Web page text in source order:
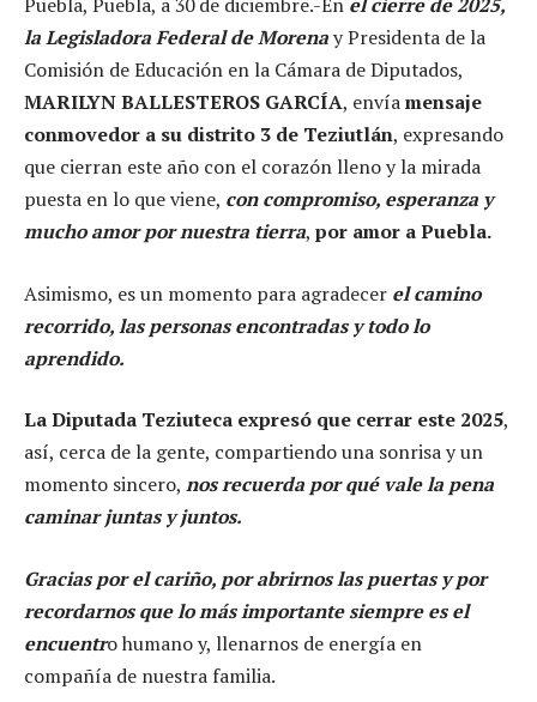
la Legisladora Federal de Morenay Presidenta de la
Comisión de Educación en la Cámara de Diputados,
MARILYN BALLESTEROS GARCÍA, envíamensaje
conmovedor a su distrito 3 de Teziutlán, expresando
que cierran este año con el corazón lleno y la mirada
puesta en lo que viene, con compromiso, esperanza y
mucho amor por nuestra tierra, por amor a Puebla.
Asimismo, es un momento para agradecer el camino
recorrido, las personas encontradas y todo lo
aprendido.
La Diputada Teziuteca expresó que cerrar este 2025,
así, cerca de la gente, compartiendo una sonrisa y un
momento sincero, nos recuerda por qué vale la pena
caminar juntas y juntos.
Gracias por el cariño, por abrirnos las puertas y por
recordarnos que lo más importante siempre es el
encuentro humano y, llenarnos de energía en
compañía de nuestra familia.